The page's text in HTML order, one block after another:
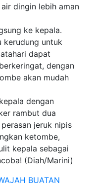
dingin lebih aman
ke kepala.
kerudung untuk
dapat
dengan
akan mudah
dengan
rambut dua
jeruk nipis
ketombe,
kepala sebagai
(Diah/Marini)
BUATAN